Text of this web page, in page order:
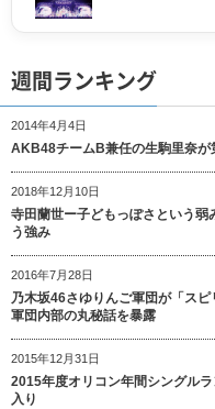
週間ランキング
2014年4月4日
AKB48チームB兼任の生駒里奈
2018年12月10日
寺田蘭世ー子どもっぽさという弱
う強み
2016年7月28日
乃木坂46さゆりんご軍団が「ス
軍団内部の丸秘話を暴露
2015年12月31日
2015年度オリコン年間シングル
入り